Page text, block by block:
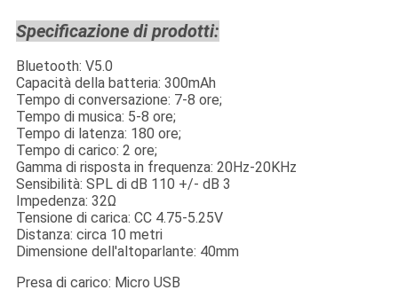
Specificazione di prodotti:
Bluetooth: V5.0
Capacità della batteria: 300mAh
Tempo di conversazione: 7-8 ore;
Tempo di musica: 5-8 ore;
Tempo di latenza: 180 ore;
Tempo di carico: 2 ore;
Gamma di risposta in frequenza: 20Hz-20KHz
Sensibilità: SPL di dB 110 +/- dB 3
Impedenza: 32Ω
Tensione di carica: CC 4.75-5.25V
Distanza: circa 10 metri
Dimensione dell'altoparlante: 40mm
Presa di carico: Micro USB